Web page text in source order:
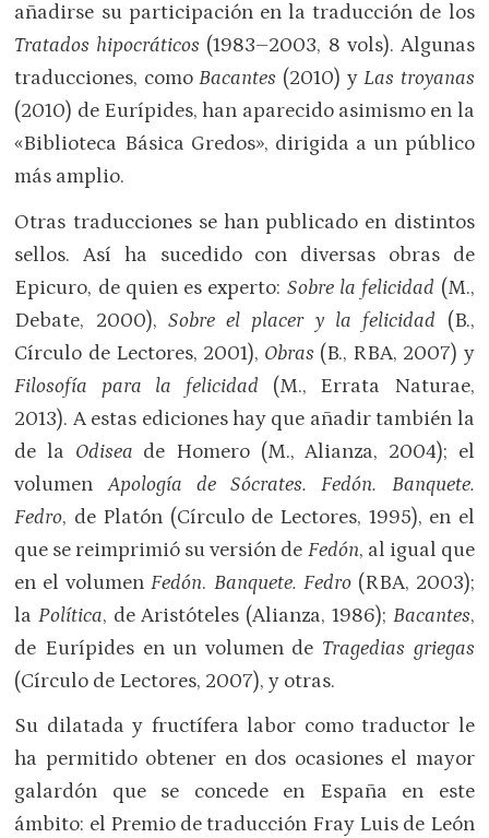
añadirse su participación en la traducción de los
Tratados hipocráticos (1983–2003, 8 vols). Algunas
traducciones, comoBacantes (2010) yLas troyanas
(2010) de Eurípides, han aparecido asimismo en la
«Biblioteca Básica Gredos», dirigida a un público
más amplio.
Otras traducciones se han publicado en distintos
sellos. Así ha sucedido con diversas obras de
Epicuro, de quien es experto: Sobre la felicidad (M.,
Debate, 2000), Sobre el placer y la felicidad (B.,
Círculo de Lectores, 2001), Obras (B., RBA, 2007) y
Filosofía para la felicidad (M., Errata Naturae,
2013). A estas ediciones hay que añadir también la
de la Odisea de Homero (M., Alianza, 2004); el
volumenApología de Sócrates. Fedón. Banquete.
Fedro, de Platón (Círculo de Lectores, 1995), en el
que se reimprimió su versión de Fedón, al igual que
en el volumenFedón. Banquete. Fedro(RBA, 2003);
laPolítica, de Aristóteles (Alianza, 1986); Bacantes,
de Eurípides en un volumen de Tragedias griegas
(Círculo de Lectores, 2007), y otras.
Su dilatada y fructífera labor como traductor le
ha permitido obtener en dos ocasiones el mayor
galardón que se concede en España en este
ámbito: el Premio de traducción Fray Luis de León